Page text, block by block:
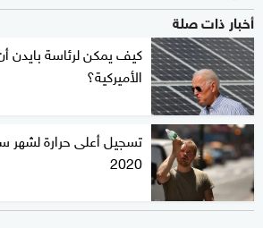
أخبار ذات صلة
كيف يمكن لرئاسة بايدن
الأميركية؟
تسجيل أعلى حرارة لشهر
2020